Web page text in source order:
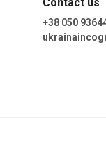
+38 050